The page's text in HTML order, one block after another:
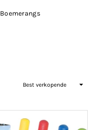
Boemerangs
Sorteer